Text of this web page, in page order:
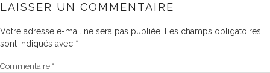
LAISSER UN COMMENTAIRE
Votre adresse e-mail ne sera pas publiée.
Les champs obligatoires
sont indiqués avec *
Commentaire *